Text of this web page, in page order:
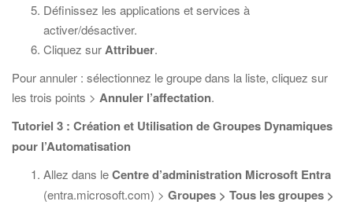
Définissez les applications et services à
activer/désactiver.
Cliquez surAttribuer.
Pour annuler : sélectionnez le groupe dans la liste, cliquez sur
les trois points > Annuler l’affectation.
Tutoriel 3 : Création et Utilisation de Groupes Dynamiques
pour l’Automatisation
Allez dans leCentre d’administration Microsoft Entra
(entra.microsoft.com) > Groupes > Tous les groupes >